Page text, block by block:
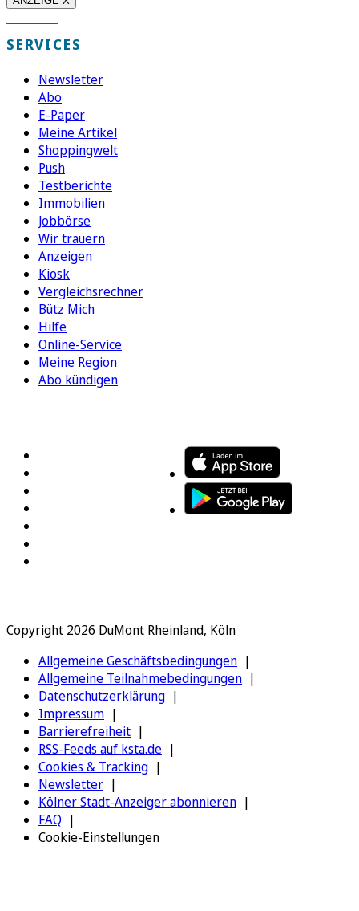
SERVICES
Newsletter
Abo
E-Paper
Meine Artikel
Shoppingwelt
Push
Testberichte
Immobilien
Jobbörse
Wir trauern
Anzeigen
Kiosk
Vergleichsrechner
Bütz Mich
Hilfe
Online-Service
Meine Region
Abo kündigen
Copyright 2026 DuMont Rheinland, Köln
Allgemeine Geschäftsbedingungen
Allgemeine Teilnahmebedingungen
Datenschutzerklärung
Impressum
Barrierefreiheit
RSS-Feeds auf ksta.de
Cookies & Tracking
Newsletter
Kölner Stadt-Anzeiger abonnieren
FAQ
Cookie-Einstellungen